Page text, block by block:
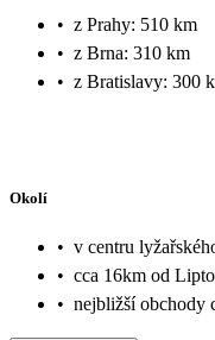
• z Prahy: 510 km
• z Brna: 310 km
• z Bratislavy: 300
Okolí
• v centru
• cca 16km od
• nejbližší obchody